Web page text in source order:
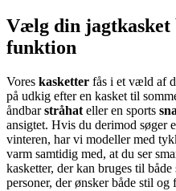
Vælg din jagtkasket
funktion
Vores kasketter fås i et væld af
på udkig efter en kasket til
åndbarstråhat eller en sports
ansigtet. Hvis du derimod søger
vinteren, har vi modeller med
varm samtidig med, at du ser
kasketter, der kan bruges til
personer, der ønsker både stil og